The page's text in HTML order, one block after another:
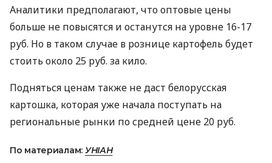
Аналитики предполагают, что оптовые цены
больше не повысятся и останутся на уровне 16-17
руб. Но в таком случае в рознице картофель будет
стоить около 25 руб. за кило.
Подняться ценам также не даст белорусская
картошка, которая уже начала поступать на
региональные рынки по средней цене 20 руб.
По материалам: УНІАН